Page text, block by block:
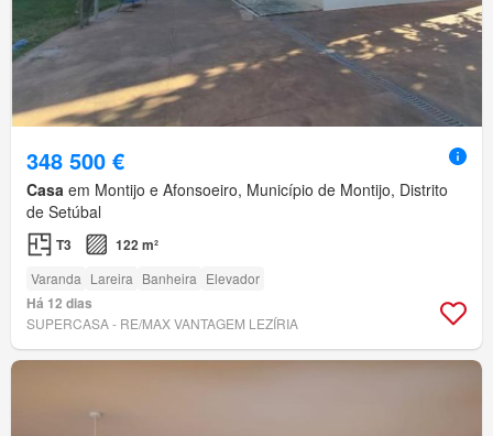
348 500 €
Casa em Montijo e Afonsoeiro, Município de Montijo, Distrito
de Setúbal
T3 122 m²
Varanda Lareira Banheira Elevador
Há 12 dias
SUPERCASA - RE/MAX VANTAGEM LEZÍRIA